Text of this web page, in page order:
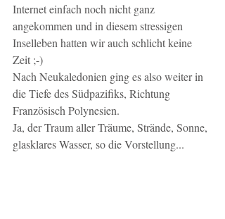
Internet einfach noch nicht ganz
angekommen und in diesem stressigen
Inselleben hatten wir auch schlicht keine
Zeit ;-)
Nach Neukaledonien ging es also weiter in
die Tiefe des Südpazifiks, Richtung
Französisch Polynesien.
Ja, der Traum aller Träume, Strände, Sonne,
glasklares Wasser, so die Vorstellung...